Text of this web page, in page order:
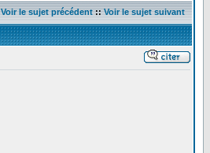
Voir le sujet précédent::Voir le sujet suivant